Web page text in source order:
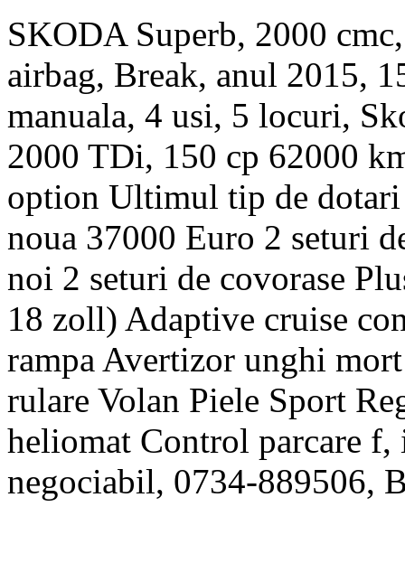
SKODA Superb, 2000
airbag, Break, anul 2015,
manuala, 4 usi, 5 locuri,
2000 TDi, 150 cp 62000
option Ultimul tip de
noua 37000 Euro 2 seturi
noi 2 seturi de covorase
18 zoll) Adaptive cruise
rampa Avertizor unghi
rulare Volan Piele Sport
heliomat Control parcare
negociabil, 0734-889506,